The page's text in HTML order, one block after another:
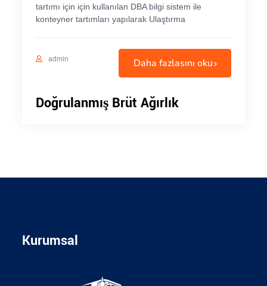
tartımı için için kullanılan DBA bilgi sistem ile
konteyner tartımları yapılarak Ulaştırma
admin Daha fazlasını oku
Doğrulanmış Brüt Ağırlık
Kurumsal